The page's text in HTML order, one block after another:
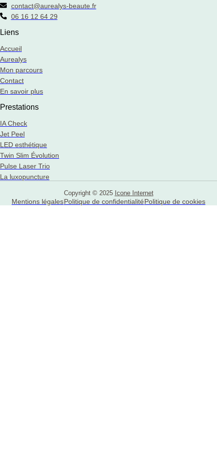
contact@aurealys-beaute.fr
06 16 12 64 29
Liens
Accueil
Aurealys
Mon parcours
Contact
En savoir plus
Prestations
IA Check
Jet Peel
LED esthétique
Twin Slim Évolution
Pulse Laser Trio
La luxopuncture
Copyright © 2025 Icone Internet
Mentions légalesPolitique de confidentialitéPolitique de cookies